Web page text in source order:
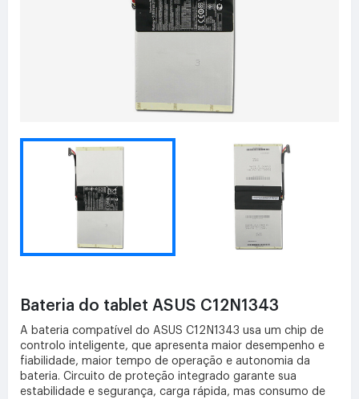
Bateria do tablet ASUS C12N1343
A bateria compatível do ASUS C12N1343 usa um chip de
controlo inteligente, que apresenta maior desempenho e
fiabilidade, maior tempo de operação e autonomia da
bateria. Circuito de proteção integrado garante sua
estabilidade e segurança, carga rápida, mas consumo de